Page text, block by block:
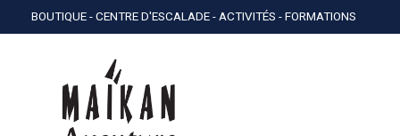
BOUTIQUE - CENTRE D'ESCALADE - ACTIVITÉS - FORMATIONS